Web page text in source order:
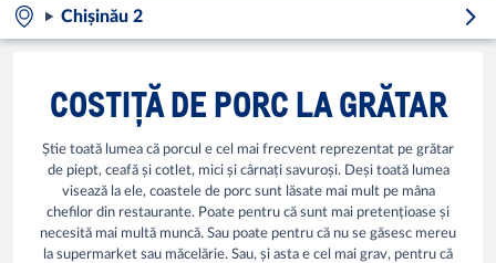
Chișinău 2
COSTIȚĂ DE PORC LA GRĂTAR
Știe toată lumea că porcul e cel mai frecvent reprezentat pe grătar
de piept, ceafă și cotlet, mici și cârnați savuroși. Deși toată lumea
visează la ele, coastele de porc sunt lăsate mai mult pe mâna
chefilor din restaurante. Poate pentru că sunt mai pretențioase și
necesită mai multă muncă. Sau poate pentru că nu se găsesc mereu
la supermarket sau măcelărie. Sau, și asta e cel mai grav, pentru că